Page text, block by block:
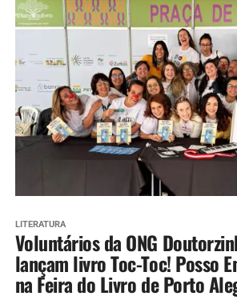
LITERATURA
Voluntários da ONG
lançam livro Toc-Toc! Posso
na Feira do Livro de Porto